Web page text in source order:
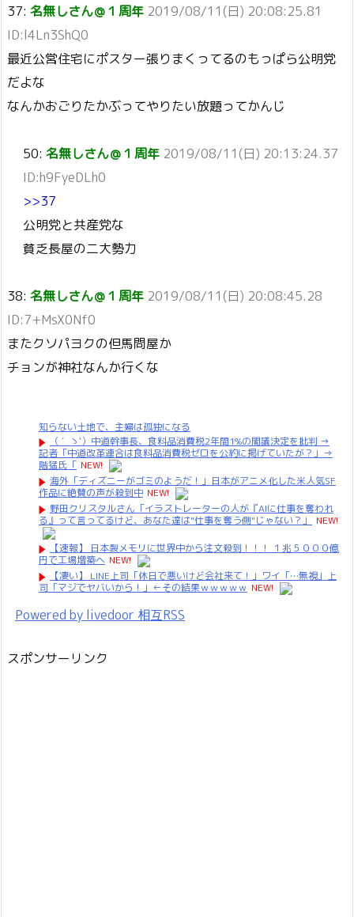
37: 名無しさん＠１周年 2019/08/11(日) 20:08:25.81
ID:l4Ln3ShQ0
最近公営住宅にポスター張りまくってるのもっぱら公明党
だよな
なんかおごりたかぶってやりたい放題ってかんじ
50: 名無しさん＠１周年 2019/08/11(日) 20:13:24.37
ID:h9FyeDLh0
>>37
公明党と共産党な
貧乏長屋の二大勢力
38: 名無しさん＠１周年 2019/08/11(日) 20:08:45.28
ID:7+MsX0Nf0
またクソパヨクの但馬問屋か
チョンが神社なんか行くな
知らない土地で、主婦は孤独になる
（ ´_ゝ`）中道幹事長、食料品消費税2年間1%の閣議決定を批判 →
記者「中道改革連合は食料品消費税ゼロを公約に掲げていたが？」→
階猛氏「 NEW!
海外「ディズニーがゴミのようだ！」日本がアニメ化した米人気SF
作品に絶賛の声が殺到中 NEW!
野田クリスタルさん「イラストレーターの人が『AIに仕事を奪われ
る』って言ってるけど、あなた達は"仕事を奪う側"じゃない？」
NEW!
【速報】 日本製メモリに世界中から注文殺到！！！ １兆５０００億
円で工場増築へ NEW!
【凄い】 LINE上司「休日で悪いけど会社来て！」ワイ「…無視」上
司「マジでヤバいから！」←その結果ｗｗｗｗｗ NEW!
Powered by livedoor 相互RSS
スポンサーリンク